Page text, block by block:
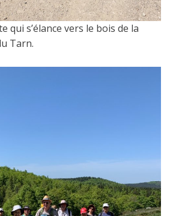
qui s’élance vers le bois de la
Tarn.